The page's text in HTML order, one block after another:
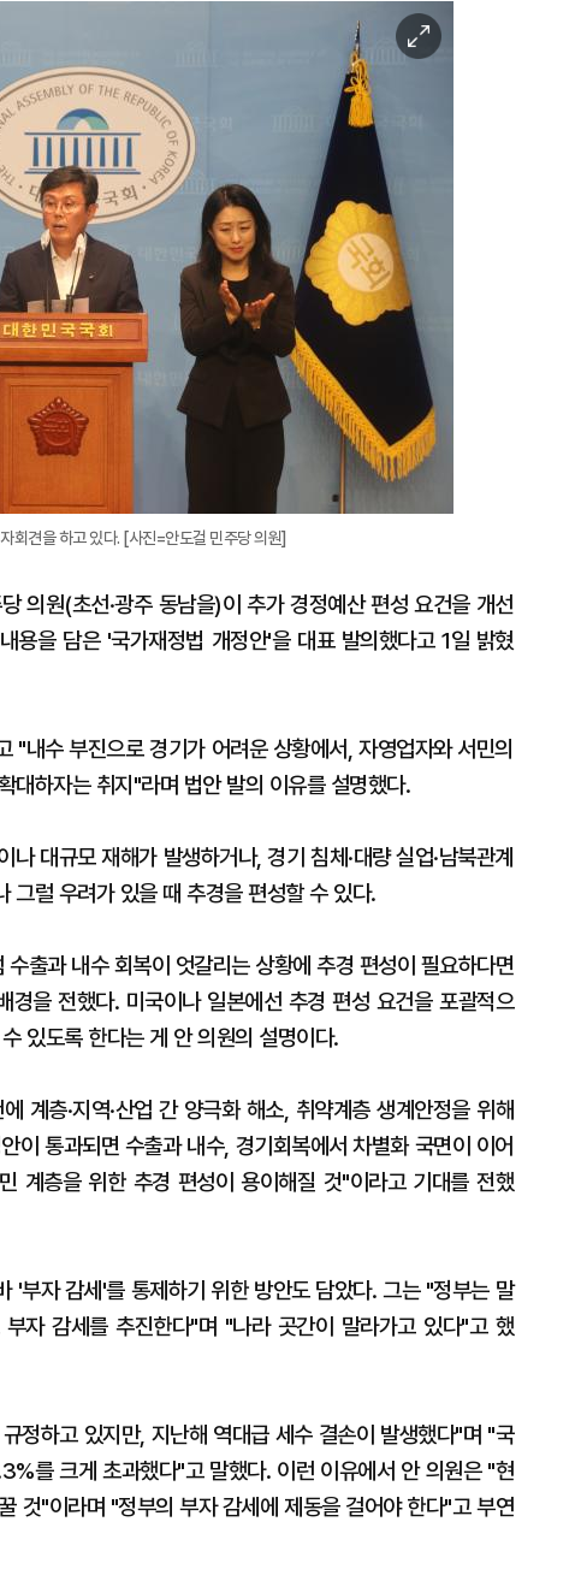
이
미
회견을 하고 있다. [사진=안도걸 민주당 의원]
의원(초선·광주 동남을)이 추가 경정예산 편성 요건을 개선
용을 담은 '국가재정법 개정안'을 대표 발의했다고 1일 밝혔
"내수 부진으로 경기가 어려운 상황에서, 자영업자와 서민의
대하자는 취지"라며 법안 발의 이유를 설명했다.
대규모 재해가 발생하거나, 경기 침체·대량 실업·남북관계
그럴 우려가 있을 때 추경을 편성할 수 있다.
출과 내수 회복이 엇갈리는 상황에 추경 편성이 필요하다면
을 전했다. 미국이나 일본에선 추경 편성 요건을 포괄적으
있도록 한다는 게 안 의원의 설명이다.
계층·지역·산업 간 양극화 해소, 취약계층 생계안정을 위해
이 통과되면 수출과 내수, 경기회복에서 차별화 국면이 이어
계층을 위한 추경 편성이 용이해질 것"이라고 기대를 전했
'부자 감세'를 통제하기 위한 방안도 담았다. 그는 "정부는 말
자 감세를 추진한다"며 "나라 곳간이 말라가고 있다"고 했
정하고 있지만, 지난해 역대급 세수 결손이 발생했다"며 "국
를 크게 초과했다"고 말했다. 이런 이유에서 안 의원은 "현
것"이라며 "정부의 부자 감세에 제동을 걸어야 한다"고 부연